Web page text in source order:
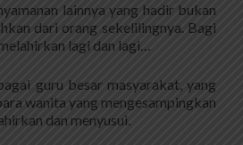
lainnya yang hadir bukan
dari orang sekelilingnya. Bagi
lagi dan lagi…
guru besar masyarakat, yang
wanita yang mengesampingkan
dan menyusui.